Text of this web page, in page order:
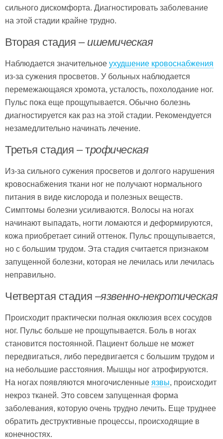
сильного дискомфорта. Диагностировать заболевание
на этой стадии крайне трудно.
Вторая стадия – ишемическая
Наблюдается значительное ухудшение кровоснабжения
из-за сужения просветов. У больных наблюдается
перемежающаяся хромота, усталость, похолодание ног.
Пульс пока еще прощупывается. Обычно болезнь
диагностируется как раз на этой стадии. Рекомендуется
незамедлительно начинать лечение.
Третья стадия – трофическая
Из-за сильного сужения просветов и долгого нарушения
кровоснабжения ткани ног не получают нормального
питания в виде кислорода и полезных веществ.
Симптомы болезни усиливаются. Волосы на ногах
начинают выпадать, ногти ломаются и деформируются,
кожа приобретает синий оттенок. Пульс прощупывается,
но с большим трудом. Эта стадия считается признаком
запущенной болезни, которая не лечилась или лечилась
неправильно.
Четвертая стадия –язвенно-некротическая
Происходит практически полная окклюзия всех сосудов
ног. Пульс больше не прощупывается. Боль в ногах
становится постоянной. Пациент больше не может
передвигаться, либо передвигается с большим трудом и
на небольшие расстояния. Мышцы ног атрофируются.
На ногах появляются многочисленные язвы, происходит
некроз тканей. Это совсем запущенная форма
заболевания, которую очень трудно лечить. Еще труднее
обратить деструктивные процессы, происходящие в
конечностях.